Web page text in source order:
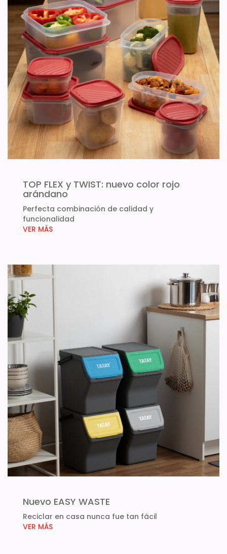
TOP FLEX y TWIST: nuevo color rojo
arándano
Perfecta combinación de calidad y
funcionalidad
VER MÁS
Nuevo EASY WASTE
Reciclar en casa nunca fue tan fácil
VER MÁS